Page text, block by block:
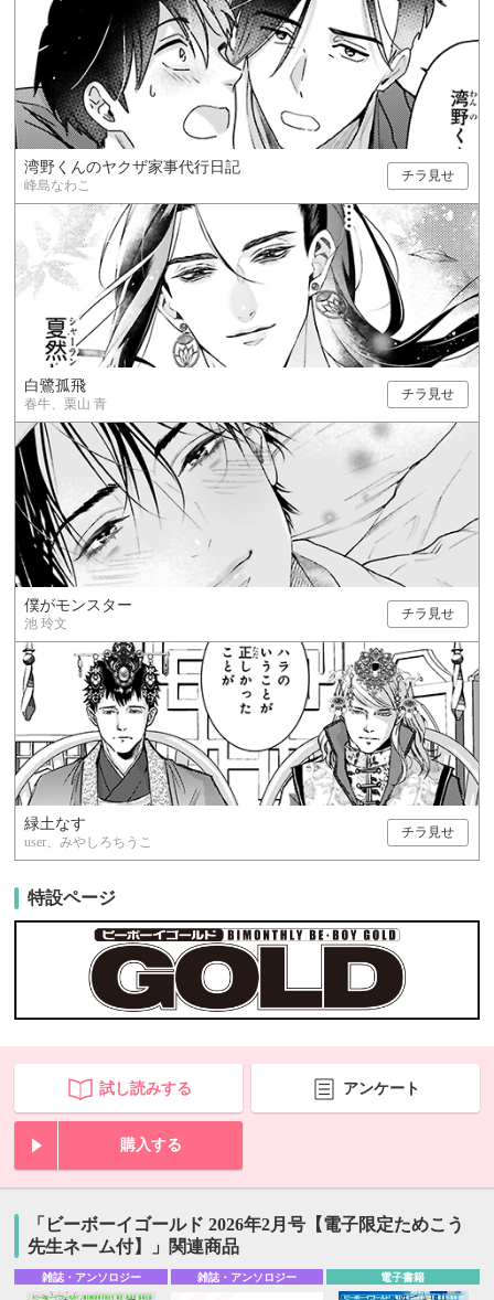
湾野くんのヤクザ家事代行日記
峰島なわこ
チラ見せ
白鷺孤飛
春牛、栗山 青
チラ見せ
僕がモンスター
池 玲文
チラ見せ
緑土なす
user、みやしろちうこ
チラ見せ
特設ページ
試し読みする アンケート
購入する
「ビーボーイゴールド 2026年2月号【電子限定ためこう
先生ネーム付】」関連商品
雑誌・アンソロジー 雑誌・アンソロジー 電子書籍